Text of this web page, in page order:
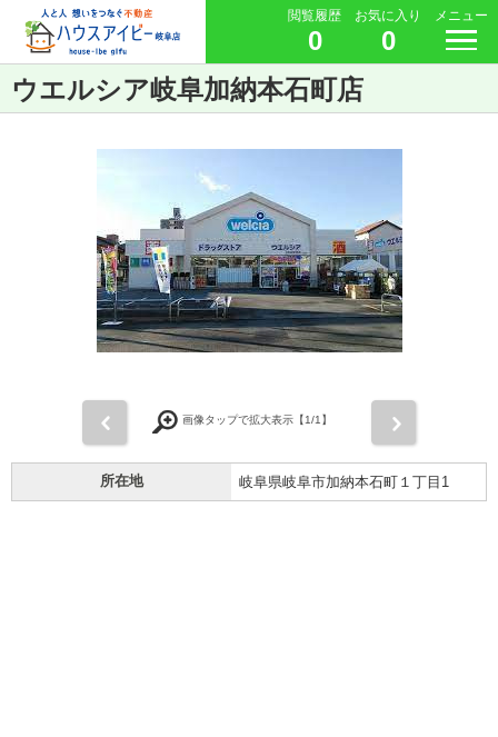
閲覧履歴
0
お気に入り
0
メニュー
ウエルシア岐阜加納本石町店
画像タップで拡大表示【1/1】
所在地 岐阜県岐阜市加納本石町１丁目1